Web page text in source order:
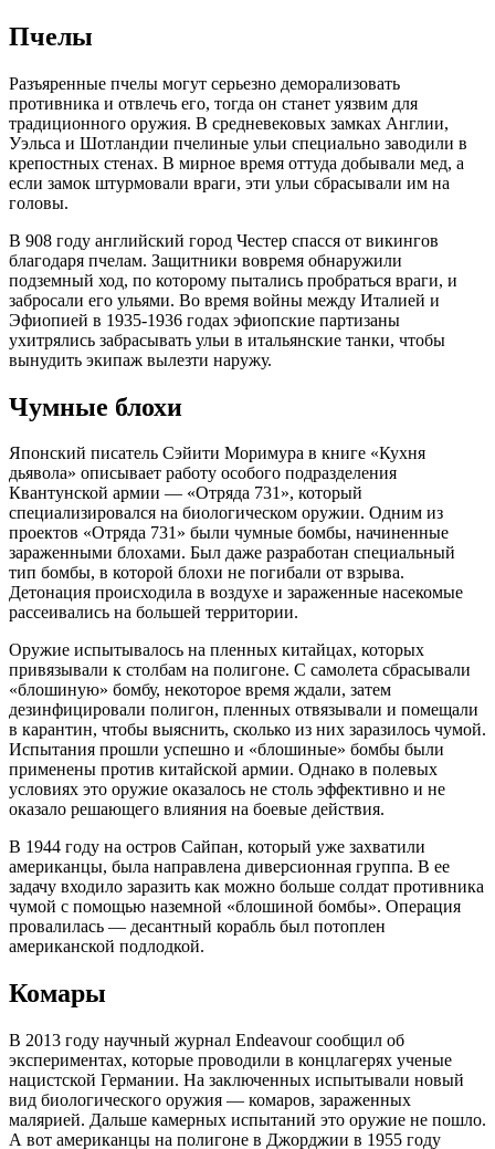
Пчелы
Разъяренные пчелы могут серьезно деморализовать
противника и отвлечь его, тогда он станет уязвим для
традиционного оружия. В средневековых замках Англии,
Уэльса и Шотландии пчелиные ульи специально заводили в
крепостных стенах. В мирное время оттуда добывали мед, а
если замок штурмовали враги, эти ульи сбрасывали им на
головы.
В 908 году английский город Честер спасся от викингов
благодаря пчелам. Защитники вовремя обнаружили
подземный ход, по которому пытались пробраться враги, и
забросали его ульями. Во время войны между Италией и
Эфиопией в 1935-1936 годах эфиопские партизаны
ухитрялись забрасывать ульи в итальянские танки, чтобы
вынудить экипаж вылезти наружу.
Чумные блохи
Японский писатель Сэйити Моримура в книге «Кухня
дьявола» описывает работу особого подразделения
Квантунской армии — «Отряда 731», который
специализировался на биологическом оружии. Одним из
проектов «Отряда 731» были чумные бомбы, начиненные
зараженными блохами. Был даже разработан специальный
тип бомбы, в которой блохи не погибали от взрыва.
Детонация происходила в воздухе и зараженные насекомые
рассеивались на большей территории.
Оружие испытывалось на пленных китайцах, которых
привязывали к столбам на полигоне. С самолета сбрасывали
«блошиную» бомбу, некоторое время ждали, затем
дезинфицировали полигон, пленных отвязывали и помещали
в карантин, чтобы выяснить, сколько из них заразилось чумой.
Испытания прошли успешно и «блошиные» бомбы были
применены против китайской армии. Однако в полевых
условиях это оружие оказалось не столь эффективно и не
оказало решающего влияния на боевые действия.
В 1944 году на остров Сайпан, который уже захватили
американцы, была направлена диверсионная группа. В ее
задачу входило заразить как можно больше солдат противника
чумой с помощью наземной «блошиной бомбы». Операция
провалилась — десантный корабль был потоплен
американской подлодкой.
Комары
В 2013 году научный журнал Endeavour сообщил об
экспериментах, которые проводили в концлагерях ученые
нацистской Германии. На заключенных испытывали новый
вид биологического оружия — комаров, зараженных
малярией. Дальше камерных испытаний это оружие не пошло.
А вот американцы на полигоне в Джорджии в 1955 году